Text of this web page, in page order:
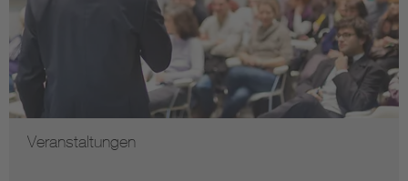
Veranstaltungen